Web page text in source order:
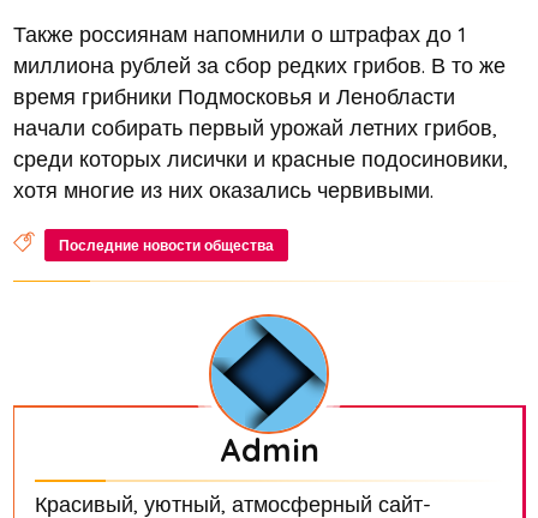
Также россиянам напомнили о штрафах до 1
миллиона рублей за сбор редких грибов. В то же
время грибники Подмосковья и Ленобласти
начали собирать первый урожай летних грибов,
среди которых лисички и красные подосиновики,
хотя многие из них оказались червивыми.
Последние новости общества
Admin
Красивый, уютный, атмосферный сайт-